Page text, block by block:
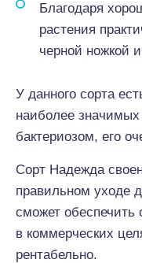
Благодаря
растения
черной ножкой
У данного сорта
наиболее
бактериозом, его
Сорт Надежда
правильном уходе
сможет
в коммерческих
рентабельно.